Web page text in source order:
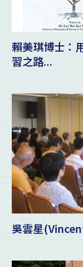
賴美琪博士：
習之路...
吳雲星